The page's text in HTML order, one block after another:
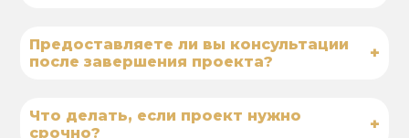
Предоставляете ли вы консультации
после завершения проекта?
+
Что делать, если проект нужно
срочно?
+